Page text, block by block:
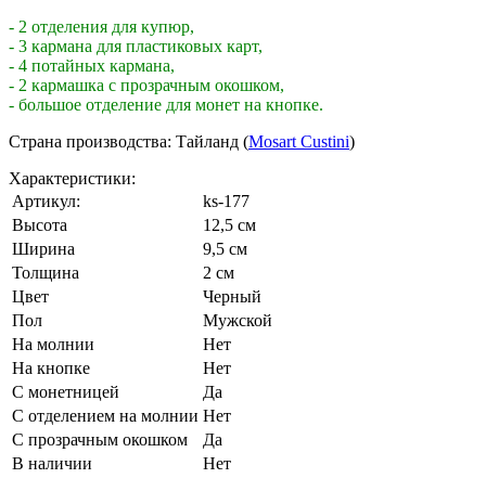
- 2 отделения для купюр,
- 3 кармана для пластиковых карт,
- 4 потайных кармана,
- 2 кармашка с прозрачным окошком,
- большое отделение для монет на кнопке.
Страна производства: Тайланд (Mosart Custini)
Характеристики:
Артикул:
ks-177
Высота
12,5 см
Ширина
9,5 см
Толщина
2 см
Цвет
Черный
Пол
Мужской
На молнии
Нет
На кнопке
Нет
С монетницей
Да
С отделением на молнии Нет
С прозрачным окошком
Да
В наличии
Нет